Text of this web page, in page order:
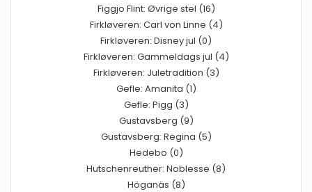
Figgjo Flint: Øvrige stel (16)
Firkløveren: Carl von Linne (4)
Firkløveren: Disney jul (0)
Firkløveren: Gammeldags jul (4)
Firkløveren: Juletradition (3)
Gefle: Amanita (1)
Gefle: Pigg (3)
Gustavsberg (9)
Gustavsberg: Regina (5)
Hedebo (0)
Hutschenreuther: Noblesse (8)
Höganäs (8)